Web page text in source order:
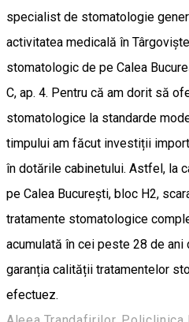
specialist de stomatologie
activitatea medicală în
stomatologic de pe Calea
C, ap. 4. Pentru că am dorit să
stomatologice la standarde
timpului am făcut investiții
în dotările cabinetului. Astfel, la
pe Calea București, bloc H2,
tratamente stomatologice
acumulată în cei peste 28 de
garanția calității tratamentelor
efectuez.